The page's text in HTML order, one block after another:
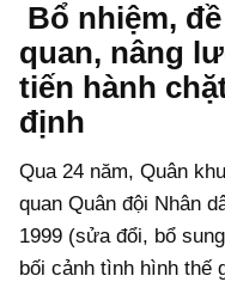
Bổ nhiệm,
quan, nâng
tiến hành
định
Qua 24 năm, Quân
quan Quân đội Nhân
1999 (sửa đổi, bổ
bối cảnh tình hình thế